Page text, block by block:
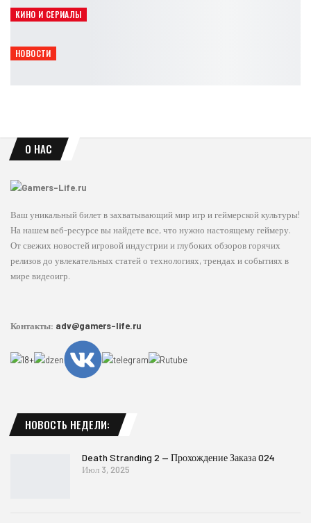
КИНО И СЕРИАЛЫ
Саймон Маккуойд не уверен в возвращении Mortal Kombat
НОВОСТИ
Escape from Tarkov не повторяет спад extraction-шутеров
О НАС
Ваш уникальный билет в захватывающий мир игр и геймерской культуры!
На нашем веб-ресурсе вы найдете все, что нужно настоящему геймеру.
От свежих новостей игровой индустрии и глубоких обзоров горячих
релизов до увлекательных статей о технологиях, трендах и событиях в
мире видеоигр.
Контакты: adv@gamers-life.ru
НОВОСТЬ НЕДЕЛИ:
Death Stranding 2 — Прохождение Заказа 024
Июл 3, 2025